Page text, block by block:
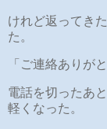
けれど返ってき
た。
「ご連絡ありが
電話を切ったあ
軽くなった。